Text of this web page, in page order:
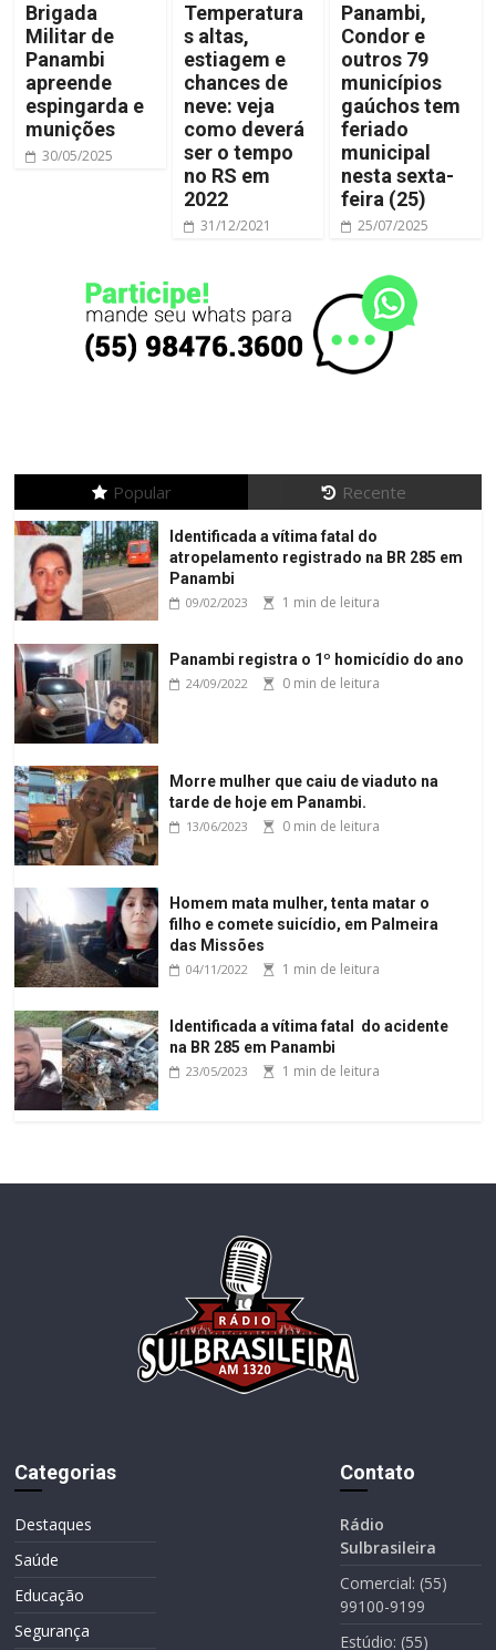
Brigada
Militar de
Panambi
apreende
espingarda e
munições
30/05/2025
Temperatura
s altas,
estiagem e
chances de
neve: veja
como deverá
ser o tempo
no RS em
2022
31/12/2021
Panambi,
Condor e
outros 79
municípios
gaúchos tem
feriado
municipal
nesta sexta-
feira (25)
25/07/2025
Popular Recente
Identificada a vítima fatal do
atropelamento registrado na BR 285 em
Panambi
09/02/2023 1 min de leitura
Panambi registra o 1º homicídio do ano
24/09/2022 0 min de leitura
Morre mulher que caiu de viaduto na
tarde de hoje em Panambi.
13/06/2023 0 min de leitura
Homem mata mulher, tenta matar o
filho e comete suicídio, em Palmeira
das Missões
04/11/2022 1 min de leitura
Identificada a vítima fatal do acidente
na BR 285 em Panambi
23/05/2023 1 min de leitura
Categorias
Destaques
Saúde
Educação
Segurança
Contato
Rádio
Sulbrasileira
Comercial: (55)
99100-9199
Estúdio: (55)